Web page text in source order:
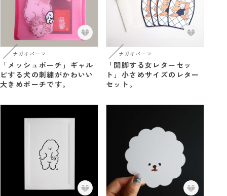
ナガキパーマ
「メッシュポーチ」ギャル
ピする犬の刺繍がかわいい
大きめポーチです。
ナガキパーマ
「開脚する女レターセッ
ト」小さめサイズのレター
セット。